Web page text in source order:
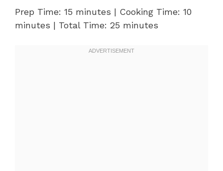
Prep Time: 15 minutes | Cooking Time: 10
minutes | Total Time: 25 minutes